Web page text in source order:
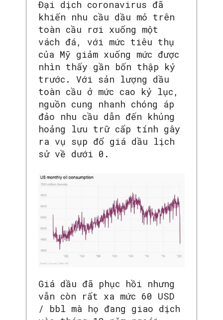
SEARCH...
Đại dịch coronavirus đã
khiến nhu cầu dầu mỏ trên
toàn cầu rơi xuống một
vách đá, với mức tiêu thụ
của Mỹ giảm xuống mức được
nhìn thấy gần bốn thập kỷ
trước. Với sản lượng dầu
toàn cầu ở mức cao kỷ lục,
nguồn cung nhanh chóng áp
đảo nhu cầu dẫn đến khủng
hoảng lưu trữ cấp tính gây
ra vụ sụp đổ giá dầu lịch
sử về dưới 0.
Giá dầu đã phục hồi nhưng
vẫn còn rất xa mức 60 USD
/ bbl mà họ đang giao dịch